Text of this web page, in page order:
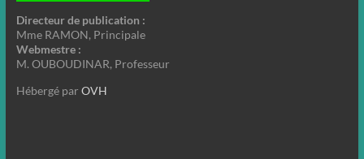
Directeur de publication :
Mme RAMON, Principale
Webmestre :
M. OUBOUDINAR, Professeur
Hébergé par OVH